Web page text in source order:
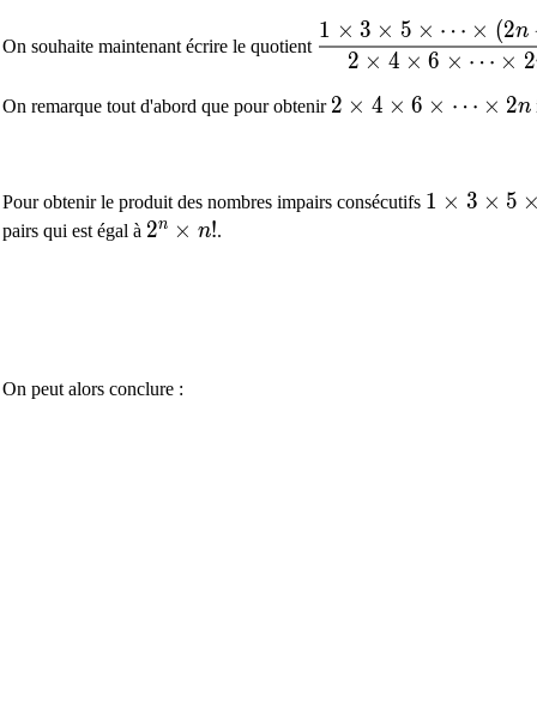
On souhaite maintenant écrire le quotient
2 × 4 × 6 × ⋯ × 2
1 × 3 × 5 × ⋯ × (2n
On remarque tout d'abord que pour obtenir 2 × 4 × 6 × ⋯ × 2n
Pour obtenir le produit des nombres impairs consécutifs 1 × 3 × 5 ×
pairs qui est égal à 2^n\times n!
2n × n!.
On peut alors conclure :